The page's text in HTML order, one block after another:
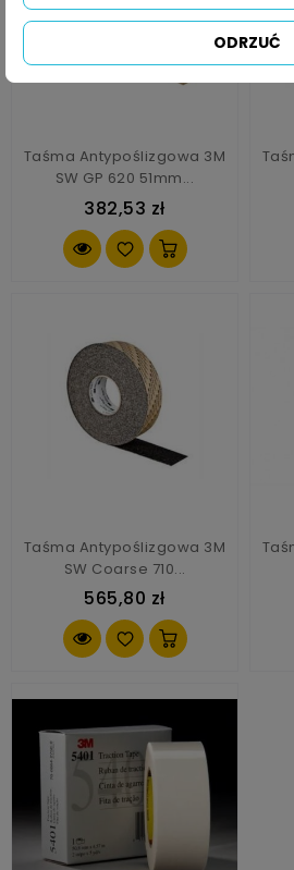
Taśma Antypoślizgowa 3M
SW GP 620 51mm...
382,53 zł
Taśma Antypoślizgowa 3M
SW Coarse 710...
565,80 zł
ODRZUĆ